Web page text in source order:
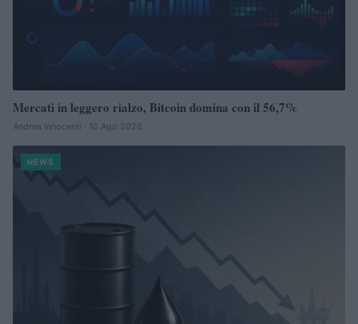
Mercati in leggero rialzo, Bitcoin domina con il 56,7%
Andrea Innocenti · 10 Ago 2026
NEWS